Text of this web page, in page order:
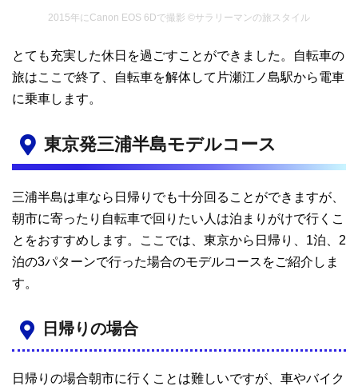
2015年にCanon EOS 6Dで撮影 ©サラリーマンの旅スタイル
とても充実した休日を過ごすことができました。自転車の
旅はここで終了、自転車を解体して片瀬江ノ島駅から電車
に乗車します。
東京発三浦半島モデルコース
三浦半島は車なら日帰りでも十分回ることができますが、
朝市に寄ったり自転車で回りたい人は泊まりがけで行くこ
とをおすすめします。ここでは、東京から日帰り、1泊、2
泊の3パターンで行った場合のモデルコースをご紹介しま
す。
日帰りの場合
日帰りの場合朝市に行くことは難しいですが、車やバイク